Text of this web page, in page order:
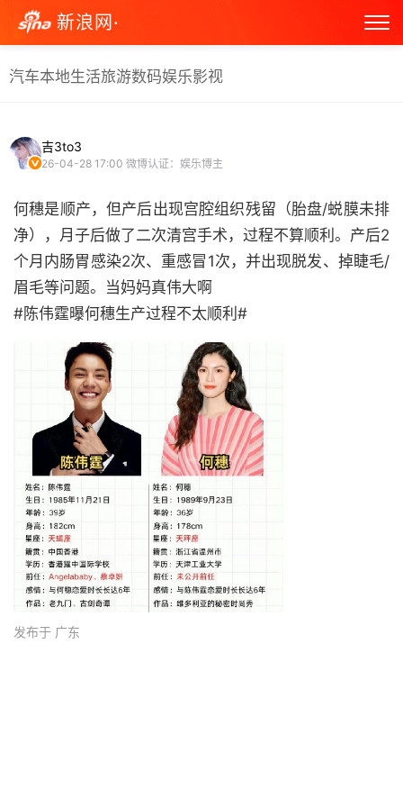
新浪网·
汽车本地生活旅游数码娱乐影视
吉3to3
26-04-28 17:00 微博认证：娱乐博主
何穗是顺产，但产后出现宫腔组织残留（胎盘/蜕膜未排
净），月子后做了二次清宫手术，过程不算顺利。产后2
个月内肠胃感染2次、重感冒1次，并出现脱发、掉睫毛/
眉毛等问题。当妈妈真伟大啊
#陈伟霆曝何穗生产过程不太顺利# ​
发布于 广东